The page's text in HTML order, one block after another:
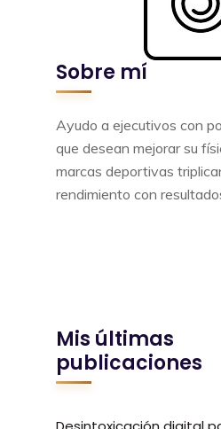
Sobre mí
Ayudo a ejecutivos con
que desean mejorar su
marcas deportivas
rendimiento con
Mis últimas
publicaciones